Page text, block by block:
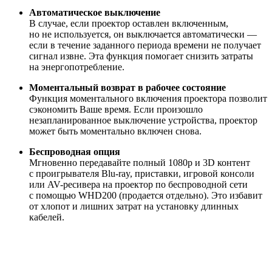
Автоматическое выключение
В случае, если проектор оставлен включенным,
но не используется, он выключается автоматически —
если в течение заданного периода времени не получает
сигнал извне. Эта функция помогает снизить затраты
на энергопотребление.
Моментальный возврат в рабочее состояние
Функция моментального включения проектора позволит
сэкономить Ваше время. Если произошло
незапланированное выключение устройства, проектор
может быть моментально включен снова.
Беспроводная опция
Мгновенно передавайте полный 1080p и 3D контент
с проигрывателя Blu-ray, приставки, игровой консоли
или AV-ресивера на проектор по беспроводной сети
с помощью WHD200 (продается отдельно). Это избавит
от хлопот и лишних затрат на установку длинных
кабелей.